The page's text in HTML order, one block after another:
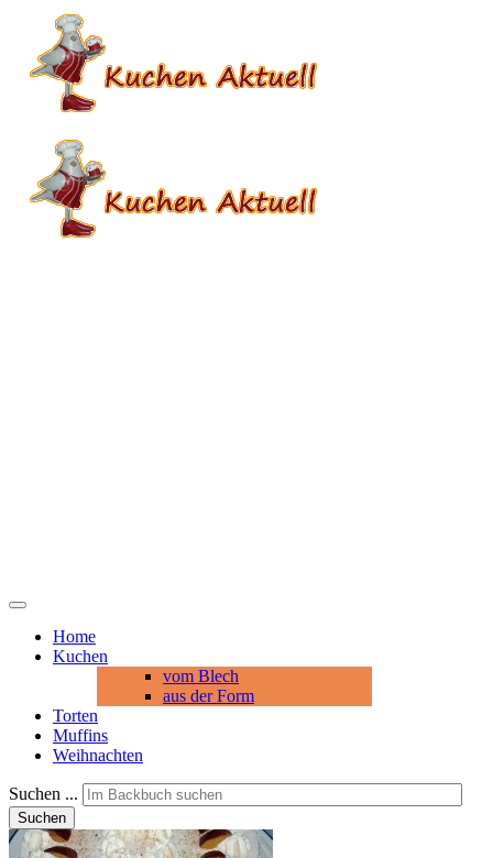
Home
Kuchen
vom Blech
aus der Form
Torten
Muffins
Weihnachten
Suchen ...
Suchen